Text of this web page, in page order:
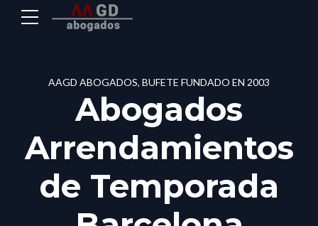
AAGD ABOGADOS, BUFETE FUNDADO EN 2003
Abogados
Arrendamientos
de Temporada